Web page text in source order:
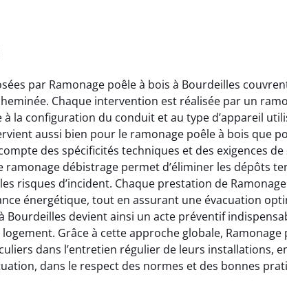
par Ramonage poêle à bois à Bourdeilles
Chaque intervention est réalisée par un
à la configuration du conduit et au type d’appareil
aussi bien pour le ramonage poêle à bois que
des spécificités techniques et des exigences
ramonage débistrage permet d’éliminer les dépôts
risques d’incident. Chaque prestation de
énergétique, tout en assurant une évacuation
Bourdeilles devient ainsi un acte préventif
Grâce à cette approche globale, Ramonage
dans l’entretien régulier de leurs installations,
dans le respect des normes et des bonnes
Loïc Marchand
24 janvier 2026
Très bon travail de
débistrage et ramonage.
Cheminée parfaitement
nettoyée et fonctionnement